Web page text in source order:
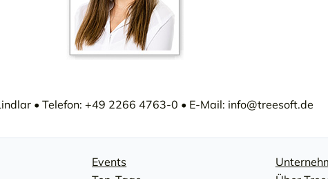
• Telefon: +49 2266 4763-0 • E-Mail: info@treesoft.de
Events